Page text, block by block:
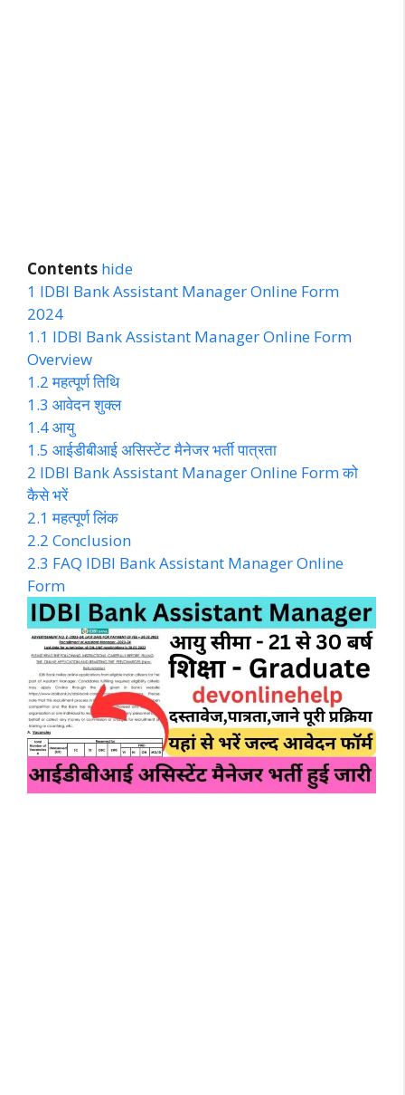
Contents hide
1 IDBI Bank Assistant Manager Online Form
2024
1.1 IDBI Bank Assistant Manager Online Form
Overview
1.2 महत्पूर्ण तिथि
1.3 आवेदन शुक्ल
1.4आयु
1.5 आईडीबीआई असिस्टेंट मैनेजर भर्ती पात्रता
2 IDBI Bank Assistant Manager Online Form को
कैसे भरें
2.1 महत्पूर्ण लिंक
2.2 Conclusion
2.3 FAQ IDBI Bank Assistant Manager Online
Form